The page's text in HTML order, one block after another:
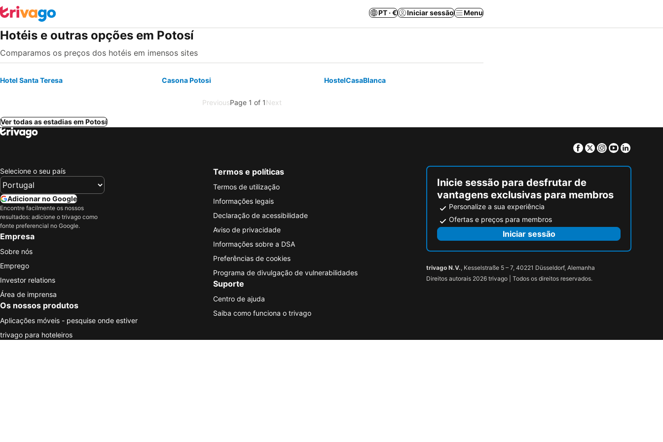
PT · € Iniciar sessão Menu
Hotéis e outras opções em Potosí
Comparamos os preços dos hotéis em imensos sites
Hotel Santa Teresa Casona Potosi HostelCasaBlanca
PreviousPage 1 of 1Next
Ver todas as estadias em Potosí
Facebook
TwitterInstagram
Youtube
Selecione o seu país
Adicionar no Google
Encontre facilmente os nossos
resultados: adicione o trivago como
fonte preferencial no Google.
Empresa
Sobre nós
Emprego
Investor relations
Área de imprensa
Os nossos produtos
Aplicações móveis - pesquise onde estiver
trivago para hoteleiros
Termos e políticas
Termos de utilização
Informações legais
Declaração de acessibilidade
Aviso de privacidade
Informações sobre a DSA
Preferências de cookies
Programa de divulgação de vulnerabilidades
Suporte
Centro de ajuda
Saiba como funciona o trivago
Inicie sessão para desfrutar de
vantagens exclusivas para membros
Personalize a sua experiência
Ofertas e preços para membros
Iniciar sessão
trivago N.V., Kesselstraße 5 – 7, 40221 Düsseldorf, Alemanha
Direitos autorais 2026 trivago | Todos os direitos reservados.